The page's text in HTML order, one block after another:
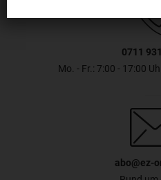
0711
Mo. - Fr.: 7:00 - 17:00
abo@ez-